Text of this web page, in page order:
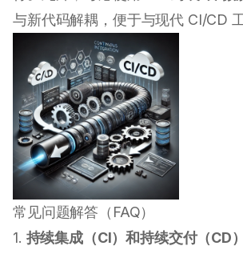
与新代码解耦，便于与现代 CI/CD
常见问题解答（FAQ）
1. 持续集成（CI）和持续交付（CD